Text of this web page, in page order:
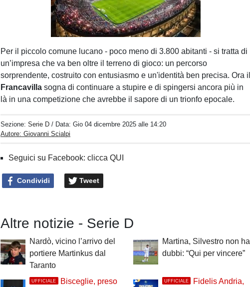
Unmute
Loaded:
100.00%
Per il piccolo comune lucano - poco meno di 3.800 abitanti - si tratta di
un’impresa che va ben oltre il terreno di gioco: un percorso
sorprendente, costruito con entusiasmo e un'identità ben precisa. Ora il
Francavillasogna di continuare a stupire e di spingersi ancora più in
là in una competizione che avrebbe il sapore di un trionfo epocale.
Sezione:Serie D / Data:Gio 04 dicembre 2025 alle 14:20
Autore: Giovanni Scialpi
Seguici su Facebook: clicca QUI
Condividi Tweet
Altre notizie - Serie D
Nardò, vicino l’arrivo del
portiere Martinkus dal
Taranto
Martina, Silvestro non ha
dubbi: “Qui per vincere”
UFFICIALE
Bisceglie, preso
UFFICIALE
Fidelis Andria,